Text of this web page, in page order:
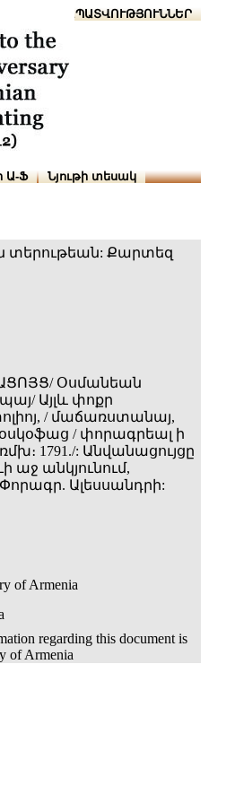
ՆԱԽԱՊԱՏՎՈՒԹՅՈՒՆՆԵՐ
Ա-Ֆ Նյութի տեսակ
տերութեան: Քարտեզ
Օսմանեան
Այլև փոքր
/ մաճառստանայ,
/ փորագրեալ ի
1791./: Անվանացույցը
աջ անկյունում,
Ալեսսանդրի:
of Armenia
regarding this document is
of Armenia